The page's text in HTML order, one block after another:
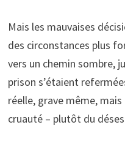
Mais les mauvaises
des circonstances plus
vers un chemin sombre,
prison s’étaient
réelle, grave même,
cruauté – plutôt du